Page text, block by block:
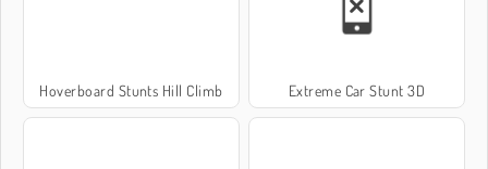
Hoverboard Stunts Hill Climb Extreme Car Stunt 3D